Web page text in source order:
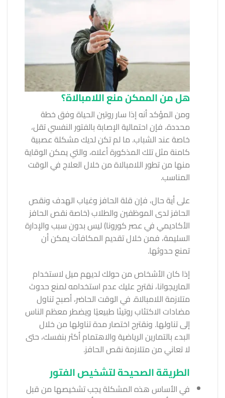
هل من الممكن منع اللامبالاة؟
ومن المؤكد أنه إذا سار روتين الحياة وفق خطة
محددة، فإن احتمالية الإصابة بالفتور النفسي تقل،
خاصة عند الشباب. ما لم تكن لديك مشكلة عصبية
كامنة مثل تلك المذكورة أعلاه، والتي يمكن الوقاية
منها من تطور اللامبالاة من خلال العلاج في الوقت
المناسب.
على أية حال، فإن قلة الحافز وغياب الهدف ونقص
الحافز لدى الموظفين والطلاب (خاصة نقص الحافز
الأكاديمي في عصر كورونا) ليس بدون سبب والإدارة
السليمة، فمن خلال تقديم المكافآت يمكن أن
تمنع حدوثها.
إذا كان الأشخاص من حولك لديهم ميل لاستخدام
الماريجوانا، نقترح عليك عدم استخدامه لمنع حدوث
متلازمة اللامبالاة. في الوقت الحاضر، أصبح تناول
مضادات الاكتئاب روتينًا طبيعيًا ويضطر معظم الناس
إلى تناولها. ونقترح اختصار مدة تناولها من خلال
البدء بالتمارين الرياضية والاهتمام أكثر بنفسك، حتى
لا تعاني من متلازمة نقص الحافز.
الطريقة الصحيحة لتشخيص الفتور
في الأساس هذه المشكلة يجب تشخيصها من قبل